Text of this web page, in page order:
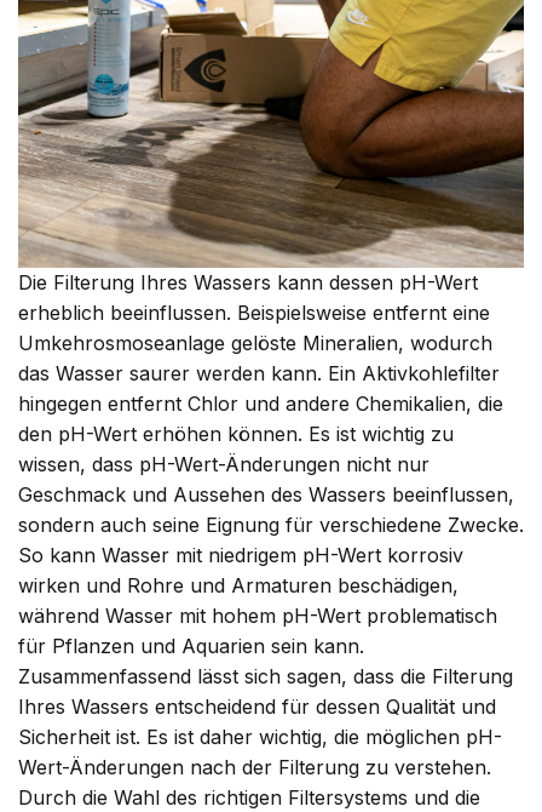
Die Filterung Ihres Wassers kann dessen pH-Wert
erheblich beeinflussen. Beispielsweise entfernt eine
Umkehrosmoseanlage gelöste Mineralien, wodurch
das Wasser saurer werden kann. Ein Aktivkohlefilter
hingegen entfernt Chlor und andere Chemikalien, die
den pH-Wert erhöhen können. Es ist wichtig zu
wissen, dass pH-Wert-Änderungen nicht nur
Geschmack und Aussehen des Wassers beeinflussen,
sondern auch seine Eignung für verschiedene Zwecke.
So kann Wasser mit niedrigem pH-Wert korrosiv
wirken und Rohre und Armaturen beschädigen,
während Wasser mit hohem pH-Wert problematisch
für Pflanzen und Aquarien sein kann.
Zusammenfassend lässt sich sagen, dass die Filterung
Ihres Wassers entscheidend für dessen Qualität und
Sicherheit ist. Es ist daher wichtig, die möglichen pH-
Wert-Änderungen nach der Filterung zu verstehen.
Durch die Wahl des richtigen Filtersystems und die